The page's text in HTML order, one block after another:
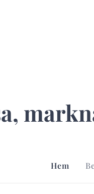
Hem